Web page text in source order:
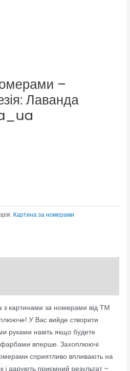
–
Лаванда
Картина за номерами
картинами за номерами від ТМ
У Вас вийде створити
руками навіть якщо будете
фарбами вперше. Захоплюючі
сприятливо впливають на
і дарують приємний результат –